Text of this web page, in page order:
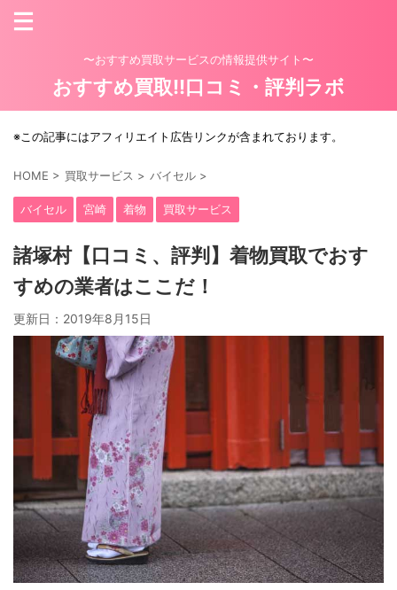
〜おすすめ買取サービスの情報提供サイト〜
おすすめ買取!!口コミ・評判ラボ
※この記事にはアフィリエイト広告リンクが含まれております。
HOME > 買取サービス > バイセル >
バイセル 宮崎 着物 買取サービス
諸塚村【口コミ、評判】着物買取でおす
すめの業者はここだ！
更新日： 2019年8月15日